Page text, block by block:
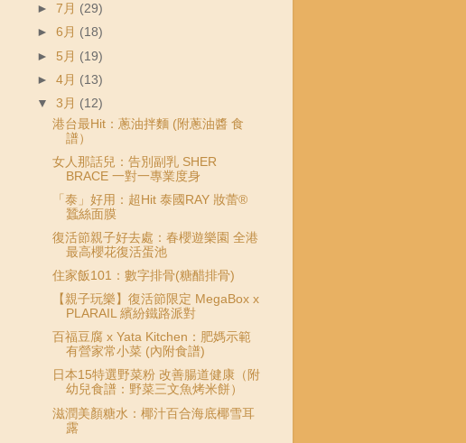
►7月 (29)
►6月 (18)
► 5月 (19)
►4月 (13)
▼3月 (12)
港台最Hit：蔥油拌麵 (附蔥油醬 食
譜）
女人那話兒：告別副乳 SHER
BRACE 一對一專業度身
「泰」好用：超Hit 泰國RAY 妝蕾®
蠶絲面膜
復活節親子好去處：春櫻遊樂園 全港
最高櫻花復活蛋池
住家飯101：數字排骨(糖醋排骨)
【親子玩樂】復活節限定 MegaBox x
PLARAIL 繽紛鐵路派對
百福豆腐 x Yata Kitchen：肥媽示範
有營家常小菜 (內附食譜)
日本15特選野菜粉 改善腸道健康（附
幼兒食譜：野菜三文魚烤米餅）
滋潤美顏糖水：椰汁百合海底椰雪耳
露